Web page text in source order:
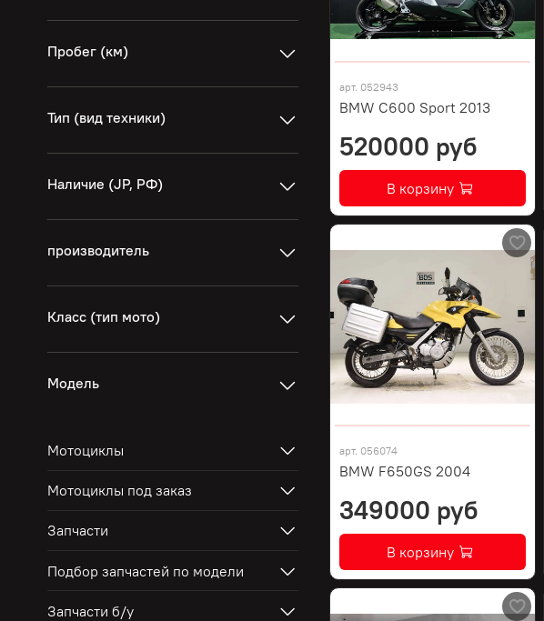
арт. 052943
BMW C600 Sport 2013
520000 руб
В корзину
арт. 056074
BMW F650GS 2004
349000 руб
В корзину
Пробег (км)
Тип (вид техники)
Наличие (JP, РФ)
производитель
Класс (тип мото)
Модель
Мотоциклы
Мотоциклы под заказ
Запчасти
Подбор запчастей по модели
Запчасти б/у